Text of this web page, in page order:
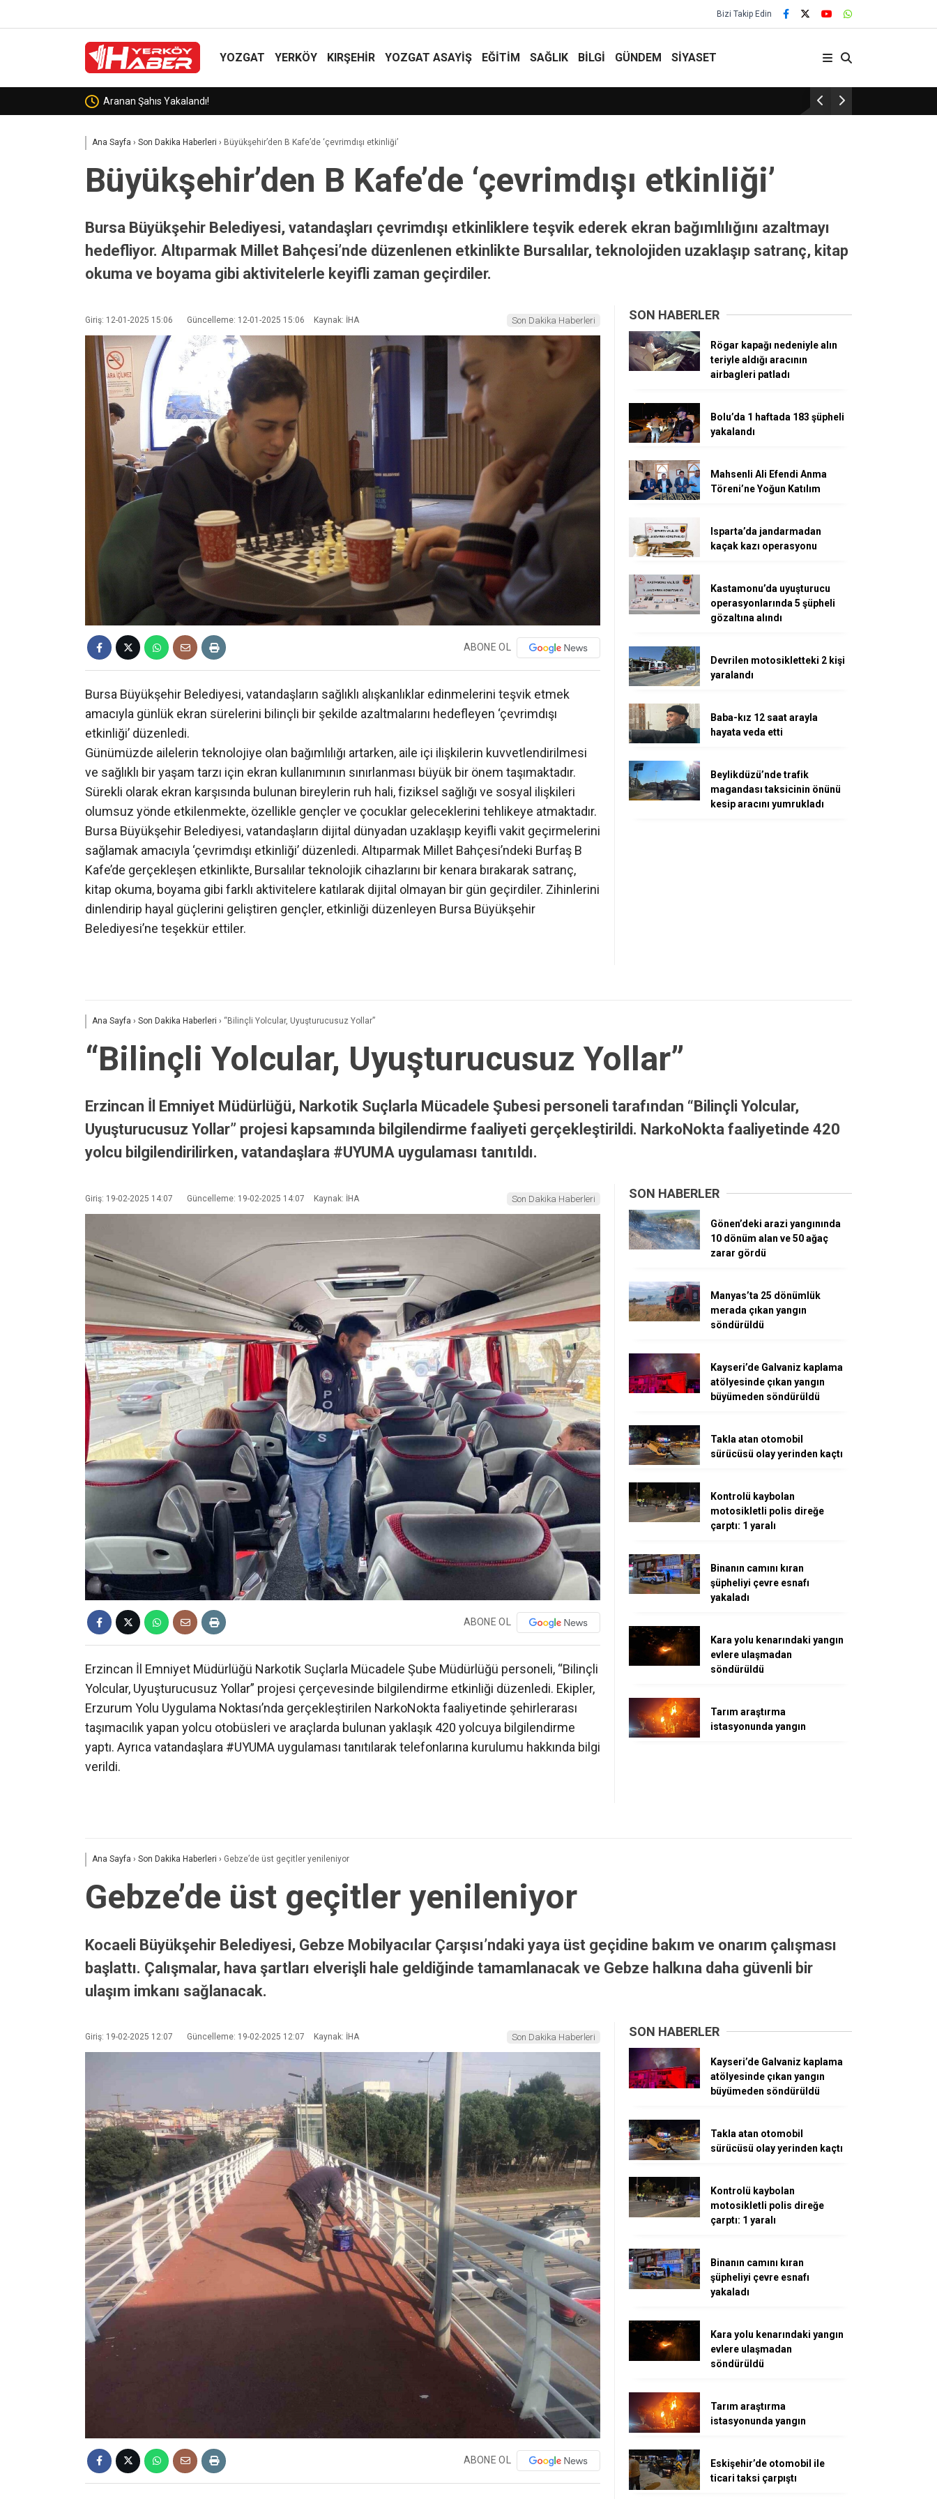
Bizi Takip Edin
YOZGAT YERKÖY KIRŞEHİR YOZGAT ASAYIŞ EĞİTİM SAĞLIK BİLGİ GÜNDEM SİYASET
Yerköy’de Demiryolu Kenarında Yangın Yamuklar Köyünün Acı Kaybı
Ana Sayfa › Son Dakika Haberleri › Büyükşehir’den B Kafe’de ‘çevrimdışı etkinliği’
Büyükşehir’den B Kafe’de ‘çevrimdışı etkinliği’
Bursa Büyükşehir Belediyesi, vatandaşları çevrimdışı etkinliklere teşvik ederek ekran bağımlılığını azaltmayı
hedefliyor. Altıparmak Millet Bahçesi’nde düzenlenen etkinlikte Bursalılar, teknolojiden uzaklaşıp satranç, kitap
okuma ve boyama gibi aktivitelerle keyifli zaman geçirdiler.
Giriş: 12-01-2025 15:06 Güncelleme: 12-01-2025 15:06 Kaynak: İHA Son Dakika Haberleri
ABONE OL
Bursa Büyükşehir Belediyesi, vatandaşların sağlıklı alışkanlıklar edinmelerini teşvik etmek
amacıyla günlük ekran sürelerini bilinçli bir şekilde azaltmalarını hedefleyen ‘çevrimdışı
etkinliği’ düzenledi.
Günümüzde ailelerin teknolojiye olan bağımlılığı artarken, aile içi ilişkilerin kuvvetlendirilmesi
ve sağlıklı bir yaşam tarzı için ekran kullanımının sınırlanması büyük bir önem taşımaktadır.
Sürekli olarak ekran karşısında bulunan bireylerin ruh hali, fiziksel sağlığı ve sosyal ilişkileri
olumsuz yönde etkilenmekte, özellikle gençler ve çocuklar geleceklerini tehlikeye atmaktadır.
Bursa Büyükşehir Belediyesi, vatandaşların dijital dünyadan uzaklaşıp keyifli vakit geçirmelerini
sağlamak amacıyla ‘çevrimdışı etkinliği’ düzenledi. Altıparmak Millet Bahçesi’ndeki Burfaş B
Kafe’de gerçekleşen etkinlikte, Bursalılar teknolojik cihazlarını bir kenara bırakarak satranç,
kitap okuma, boyama gibi farklı aktivitelere katılarak dijital olmayan bir gün geçirdiler. Zihinlerini
dinlendirip hayal güçlerini geliştiren gençler, etkinliği düzenleyen Bursa Büyükşehir
Belediyesi’ne teşekkür ettiler.
SON HABERLER
Rögar kapağı nedeniyle alın
teriyle aldığı aracının
airbagleri patladı
Bolu’da 1 haftada 183 şüpheli
yakalandı
Mahsenli Ali Efendi Anma
Töreni’ne Yoğun Katılım
Isparta’da jandarmadan
kaçak kazı operasyonu
Kastamonu’da uyuşturucu
operasyonlarında 5 şüpheli
gözaltına alındı
Devrilen motosikletteki 2 kişi
yaralandı
Baba-kız 12 saat arayla
hayata veda etti
Beylikdüzü’nde trafik
magandası taksicinin önünü
kesip aracını yumrukladı
Ana Sayfa › Son Dakika Haberleri › “Bilinçli Yolcular, Uyuşturucusuz Yollar”
“Bilinçli Yolcular, Uyuşturucusuz Yollar”
Erzincan İl Emniyet Müdürlüğü, Narkotik Suçlarla Mücadele Şubesi personeli tarafından “Bilinçli Yolcular,
Uyuşturucusuz Yollar” projesi kapsamında bilgilendirme faaliyeti gerçekleştirildi. NarkoNokta faaliyetinde 420
yolcu bilgilendirilirken, vatandaşlara #UYUMA uygulaması tanıtıldı.
Giriş: 19-02-2025 14:07 Güncelleme: 19-02-2025 14:07 Kaynak: İHA Son Dakika Haberleri
ABONE OL
Erzincan İl Emniyet Müdürlüğü Narkotik Suçlarla Mücadele Şube Müdürlüğü personeli, “Bilinçli
Yolcular, Uyuşturucusuz Yollar” projesi çerçevesinde bilgilendirme etkinliği düzenledi. Ekipler,
Erzurum Yolu Uygulama Noktası’nda gerçekleştirilen NarkoNokta faaliyetinde şehirlerarası
taşımacılık yapan yolcu otobüsleri ve araçlarda bulunan yaklaşık 420 yolcuya bilgilendirme
yaptı. Ayrıca vatandaşlara #UYUMA uygulaması tanıtılarak telefonlarına kurulumu hakkında bilgi
verildi.
SON HABERLER
Gönen’deki arazi yangınında
10 dönüm alan ve 50 ağaç
zarar gördü
Manyas’ta 25 dönümlük
merada çıkan yangın
söndürüldü
Kayseri’de Galvaniz kaplama
atölyesinde çıkan yangın
büyümeden söndürüldü
Takla atan otomobil
sürücüsü olay yerinden kaçtı
Kontrolü kaybolan
motosikletli polis direğe
çarptı: 1 yaralı
Binanın camını kıran
şüpheliyi çevre esnafı
yakaladı
Kara yolu kenarındaki yangın
evlere ulaşmadan
söndürüldü
Tarım araştırma
istasyonunda yangın
Ana Sayfa › Son Dakika Haberleri › Gebze’de üst geçitler yenileniyor
Gebze’de üst geçitler yenileniyor
Kocaeli Büyükşehir Belediyesi, Gebze Mobilyacılar Çarşısı’ndaki yaya üst geçidine bakım ve onarım çalışması
başlattı. Çalışmalar, hava şartları elverişli hale geldiğinde tamamlanacak ve Gebze halkına daha güvenli bir
ulaşım imkanı sağlanacak.
Giriş: 19-02-2025 12:07 Güncelleme: 19-02-2025 12:07 Kaynak: İHA Son Dakika Haberleri
ABONE OL
SON HABERLER
Kayseri’de Galvaniz kaplama
atölyesinde çıkan yangın
büyümeden söndürüldü
Takla atan otomobil
sürücüsü olay yerinden kaçtı
Kontrolü kaybolan
motosikletli polis direğe
çarptı: 1 yaralı
Binanın camını kıran
şüpheliyi çevre esnafı
yakaladı
Kara yolu kenarındaki yangın
evlere ulaşmadan
söndürüldü
Tarım araştırma
istasyonunda yangın
Eskişehir’de otomobil ile
ticari taksi çarpıştı